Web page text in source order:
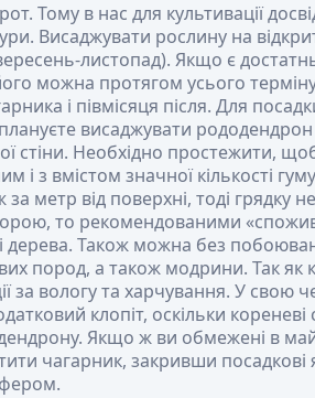
Тому в нас для культивації
Висаджувати рослину на
листопад). Якщо є
можна протягом усього терміну
і півмісяця після. Для
висаджувати рододендрон
стіни. Необхідно простежити,
з вмістом значної кількості
метр від поверхні, тоді грядку
то рекомендованими
дерева. Також можна без
пород, а також модрини. Так як
за вологу та харчування. У свою
клопіт, оскільки кореневі
Якщо ж ви обмежені в
чагарник, закривши